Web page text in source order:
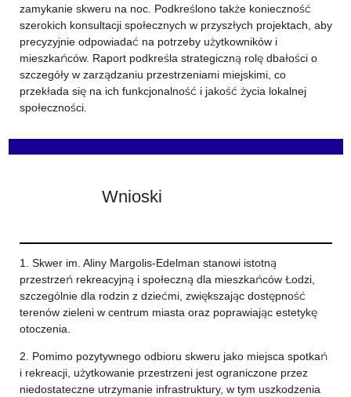
zamykanie skweru na noc. Podkreślono także konieczność
szerokich konsultacji społecznych w przyszłych projektach, aby
precyzyjnie odpowiadać na potrzeby użytkowników i
mieszkańców. Raport podkreśla strategiczną rolę dbałości o
szczegóły w zarządzaniu przestrzeniami miejskimi, co
przekłada się na ich funkcjonalność i jakość życia lokalnej
społeczności.
Wnioski
1. Skwer im. Aliny Margolis-Edelman stanowi istotną
przestrzeń rekreacyjną i społeczną dla mieszkańców Łodzi,
szczególnie dla rodzin z dziećmi, zwiększając dostępność
terenów zieleni w centrum miasta oraz poprawiając estetykę
otoczenia.
2. Pomimo pozytywnego odbioru skweru jako miejsca spotkań
i rekreacji, użytkowanie przestrzeni jest ograniczone przez
niedostateczne utrzymanie infrastruktury, w tym uszkodzenia